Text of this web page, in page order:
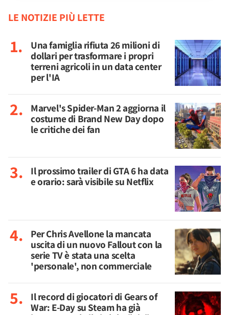
LE NOTIZIE PIÙ LETTE
Una famiglia rifiuta 26 milioni di
dollari per trasformare i propri
terreni agricoli in un data center
per l'IA
Marvel's Spider-Man 2 aggiorna il
costume di Brand New Day dopo
le critiche dei fan
Il prossimo trailer di GTA 6 ha data
e orario: sarà visibile su Netflix
Per Chris Avellone la mancata
uscita di un nuovo Fallout con la
serie TV è stata una scelta
'personale', non commerciale
Il record di giocatori di Gears of
War: E-Day su Steam ha già